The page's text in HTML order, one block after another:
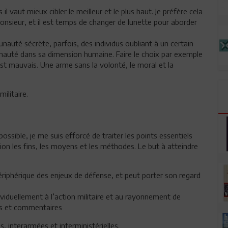
vaut mieux cibler le meilleur et le plus haut. Je préfère cela
et il est temps de changer de lunette pour aborder
sécrète, parfois, des individus oubliant à un certain
dans sa dimension humaine. Faire le choix par exemple
mauvais. Une arme sans la volonté, le moral et la
je me suis efforcé de traiter les points essentiels
les fins, les moyens et les méthodes. Le but à atteindre
des enjeux de défense, et peut porter son regard
à l’action militaire et au rayonnement de
et commentaires
interarmées et interministérielles.